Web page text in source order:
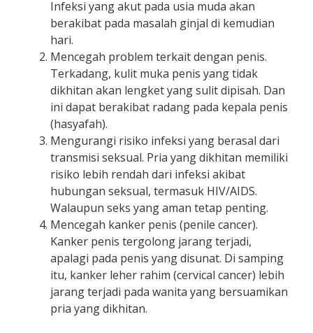
Infeksi yang akut pada usia muda akan
berakibat pada masalah ginjal di kemudian
hari.
Mencegah problem terkait dengan penis.
Terkadang, kulit muka penis yang tidak
dikhitan akan lengket yang sulit dipisah. Dan
ini dapat berakibat radang pada kepala penis
(hasyafah).
Mengurangi risiko infeksi yang berasal dari
transmisi seksual. Pria yang dikhitan memiliki
risiko lebih rendah dari infeksi akibat
hubungan seksual, termasuk HIV/AIDS.
Walaupun seks yang aman tetap penting.
Mencegah kanker penis (penile cancer).
Kanker penis tergolong jarang terjadi,
apalagi pada penis yang disunat. Di samping
itu, kanker leher rahim (cervical cancer) lebih
jarang terjadi pada wanita yang bersuamikan
pria yang dikhitan.